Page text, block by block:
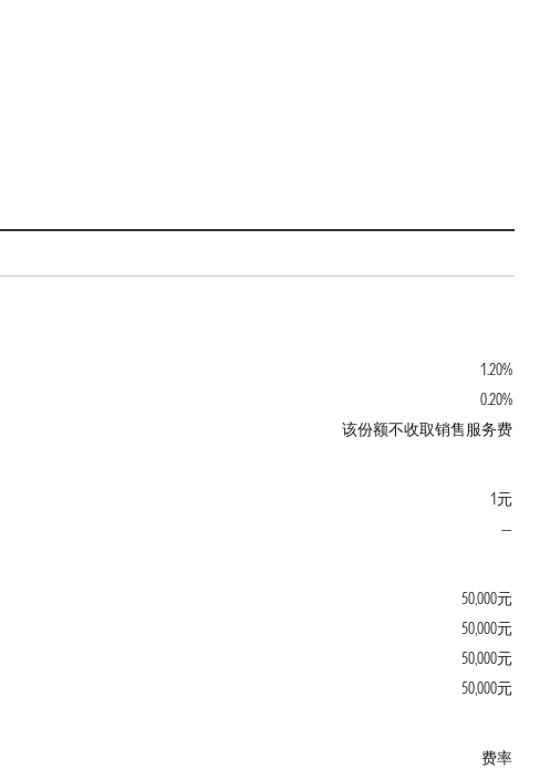
1.20%
0.20%
该份额不收取销售服务费
1元
—
50,000元
50,000元
50,000元
50,000元
费率